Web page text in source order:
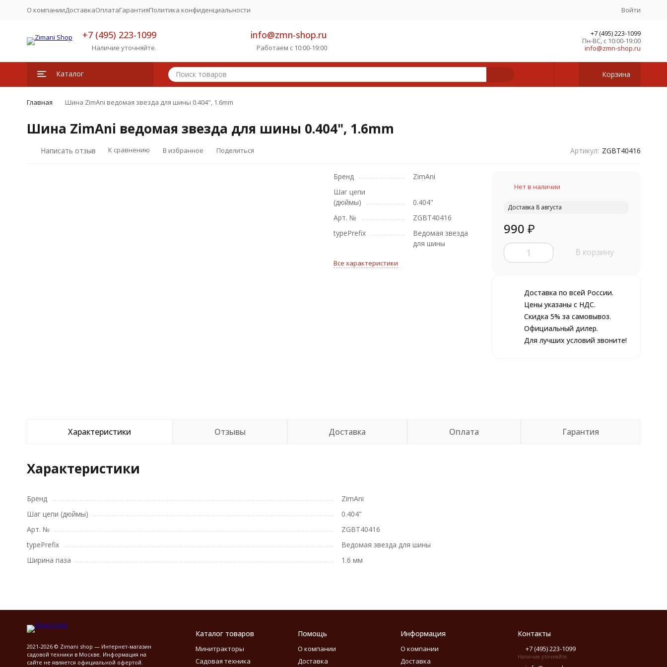
О компанииДоставкаОплатаГарантияПолитика конфиденциальности Войти
+7 (495) 223-1099
Наличие уточняйте.
info@zmn-shop.ru
Работаем с 10:00-19:00
+7 (495) 223-1099
Пн-ВС, с 10:00-19:00
info@zmn-shop.ru
Каталог Корзина
Главная Шина ZimAni ведомая звезда для шины 0.404", 1.6mm
Шина ZimAni ведомая звезда для шины 0.404", 1.6mm
Написать отзыв К сравнению В избранное Поделиться Артикул: ZGBT40416
Бренд
ZimAni
Шаг цепи
(дюймы)
0.404"
Арт. №
ZGBT40416
typePrefix
Ведомая звезда
для шины
Все характеристики
Нет в наличии
Доставка 8 августа
990 ₽
В корзину
Доставка по всей России.
Цены указаны с НДС.
Скидка 5% за самовывоз.
Официальный дилер.
Для лучших условий звоните!
Характеристики Отзывы Доставка Оплата Гарантия
Характеристики
Бренд
ZimAni
Шаг цепи (дюймы)
0.404"
Арт. №
ZGBT40416
typePrefix
Ведомая звезда для шины
Ширина паза
1.6 мм
2021-2026 © Zimani shop — Интернет-магазин
садовой техники в Москве. Информация на
сайте не является официальной офертой.
Каталог товаров
Минитракторы
Садовая техника
Помощь
О компании
Доставка
Информация
О компании
Доставка
Контакты
+7 (495) 223-1099
Наличие уточняйте.